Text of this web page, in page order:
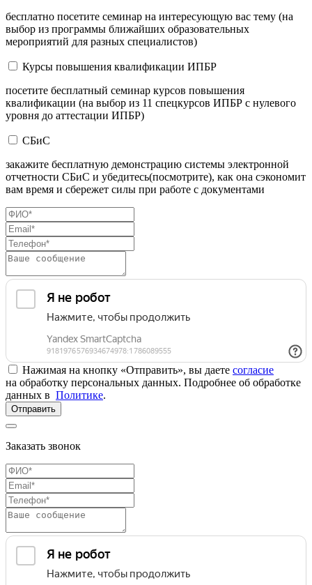
бесплатно посетите семинар на интересующую вас тему (на
выбор из программы ближайших образовательных
мероприятий для разных специалистов)
Курсы повышения квалификации ИПБР
посетите бесплатный семинар курсов повышения
квалификации (на выбор из 11 спецкурсов ИПБР с нулевого
уровня до аттестации ИПБР)
СБиС
закажите бесплатную демонстрацию системы электронной
отчетности СБиС и убедитесь(посмотрите), как она сэкономит
вам время и сбережет силы при работе с документами
Нажимая на кнопку «Отправить», вы даете согласие
на обработку персональных данных. Подробнее об обработке
данных в Политике.
Отправить
Заказать звонок